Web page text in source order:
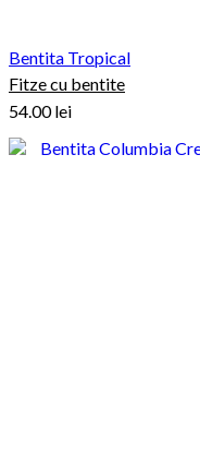
Bentita Tropical
Fitze cu bentite
54.00lei